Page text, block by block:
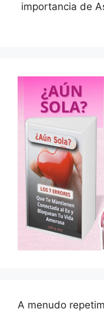
importancia de
A menudo